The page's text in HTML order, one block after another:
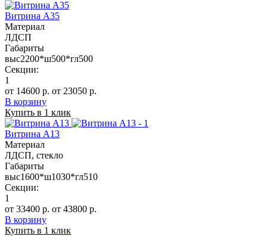
Витрина А35
Материал
ЛДСП
Габариты
выс2200*ш500*гл500
Секции:
1
от 14600 р. от 23050 р.
В корзину
Купить в 1 клик
Витрина А13
Материал
ЛДСП, стекло
Габариты
выс1600*ш1030*гл510
Секции:
1
от 33400 р. от 43800 р.
В корзину
Купить в 1 клик